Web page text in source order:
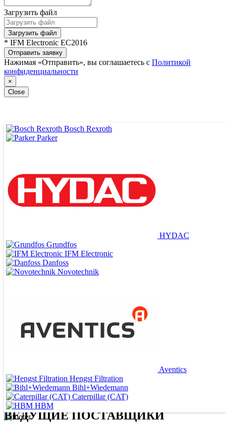
Загрузить файл
Загрузить файл
* IFM Electronic EC2016
Отправить заявку
Нажимая «Отправить», вы соглашаетесь с Политикой
конфиденциальности
×
Close
ВЕДУЩИЕ ПОСТАВЩИКИ
Bosch Rexroth
Parker
HYDAC
Grundfos
IFM Electronic
Danfoss
Novotechnik
Aventics
Hengst Filtration
Bihl+Wiedemann
Caterpillar (CAT)
HBM